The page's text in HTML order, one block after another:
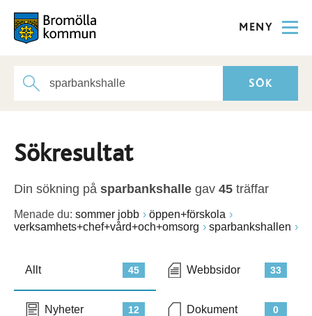
MENY
Sökresultat
Din sökning på sparbankshalle gav 45 träffar
Menade du: sommer jobb
öppen+förskola
verksamhets+chef+vård+och+omsorg
sparbankshallen
45
Allt 33
Webbsidor
12
Nyheter 0
Dokument